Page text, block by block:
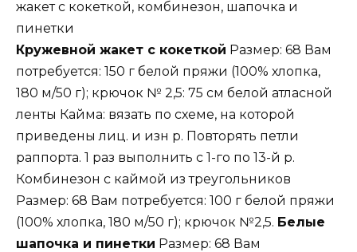
жакет с кокеткой, комбинезон, шапочка и
пинетки
Кружевной жакет с кокеткой Размер: 68 Вам
потребуется: 150 г белой пряжи (100% хлопка,
180 м/50 г); крючок № 2,5: 75 см белой атласной
ленты Кайма: вязать по схеме, на которой
приведены лиц. и изн р. Повторять петли
раппорта. 1 раз выполнить с 1-го по 13-й р.
Комбинезон с каймой из треугольников
Размер: 68 Вам потребуется: 100 г белой пряжи
(100% хлопка, 180 м/50 г); крючок №2,5. Белые
шапочка и пинетки Размер: 68 Вам